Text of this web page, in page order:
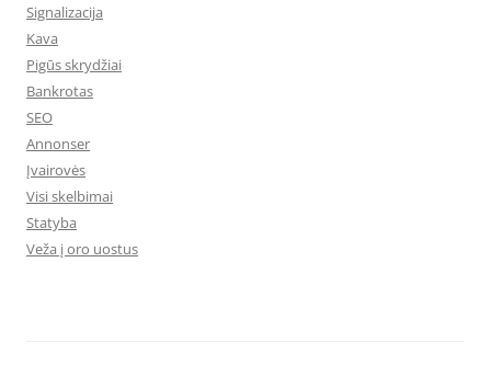
Signalizacija
Kava
Pigūs skrydžiai
Bankrotas
SEO
Annonser
Įvairovės
Visi skelbimai
Statyba
Veža į oro uostus